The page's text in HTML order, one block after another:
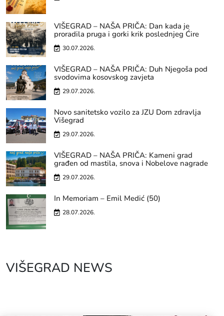
VIŠEGRAD – NAŠA PRIČA: Dan kada je
proradila pruga i gorki krik poslednjeg Ćire
30.07.2026.
VIŠEGRAD – NAŠA PRIČA: Duh Njegoša pod
svodovima kosovskog zavjeta
29.07.2026.
Novo sanitetsko vozilo za JZU Dom zdravlja
Višegrad
29.07.2026.
VIŠEGRAD – NAŠA PRIČA: Kameni grad
građen od mastila, snova i Nobelove nagrade
29.07.2026.
In Memoriam – Emil Medić (50)
28.07.2026.
VIŠEGRAD NEWS